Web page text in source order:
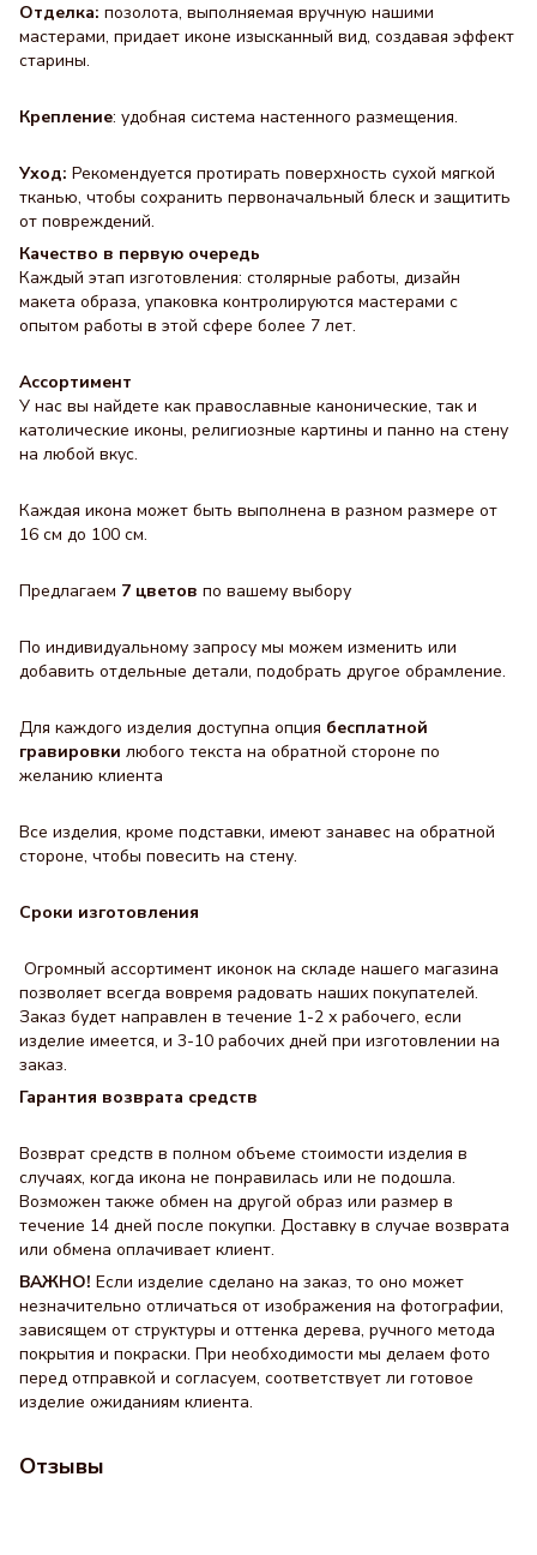
Отделка: позолота, выполняемая вручную нашими
мастерами, придает иконе изысканный вид, создавая эффект
старины.
Крепление: удобная система настенного размещения.
Уход: Рекомендуется протирать поверхность сухой мягкой
тканью, чтобы сохранить первоначальный блеск и защитить
от повреждений.
Качество в первую очередь
Каждый этап изготовления: столярные работы, дизайн
макета образа, упаковка контролируются мастерами с
опытом работы в этой сфере более 7 лет.
Ассортимент
У нас вы найдете как православные канонические, так и
католические иконы, религиозные картины и панно на стену
на любой вкус.
Каждая икона может быть выполнена в разном размере от
16 см до 100 см.
Предлагаем 7 цветов по вашему выбору
По индивидуальному запросу мы можем изменить или
добавить отдельные детали, подобрать другое обрамление.
Для каждого изделия доступна опция бесплатной
гравировки любого текста на обратной стороне по
желанию клиента
Все изделия, кроме подставки, имеют занавес на обратной
стороне, чтобы повесить на стену.
Сроки изготовления
Огромный ассортимент иконок на складе нашего магазина
позволяет всегда вовремя радовать наших покупателей.
Заказ будет направлен в течение 1-2 х рабочего, если
изделие имеется, и 3-10 рабочих дней при изготовлении на
заказ.
Гарантия возврата средств
Возврат средств в полном объеме стоимости изделия в
случаях, когда икона не понравилась или не подошла.
Возможен также обмен на другой образ или размер в
течение 14 дней после покупки. Доставку в случае возврата
или обмена оплачивает клиент.
ВАЖНО! Если изделие сделано на заказ, то оно может
незначительно отличаться от изображения на фотографии,
зависящем от структуры и оттенка дерева, ручного метода
покрытия и покраски. При необходимости мы делаем фото
перед отправкой и согласуем, соответствует ли готовое
изделие ожиданиям клиента.
Отзывы